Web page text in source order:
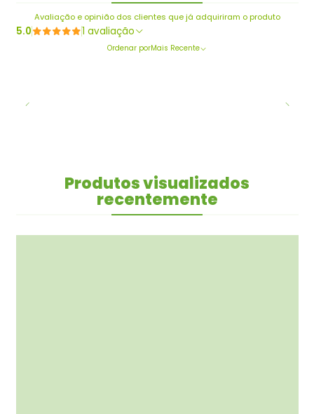
Avaliação e opinião dos clientes que já adquiriram o produto
5.0 1 avaliação
Ordenar porMais Recente
Produtos visualizados
recentemente